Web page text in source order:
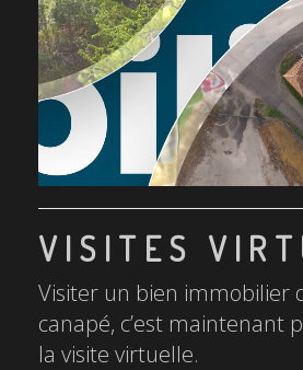
VISITES
Visiter un bien immobilier
canapé, c’est maintenant
la visite virtuelle.